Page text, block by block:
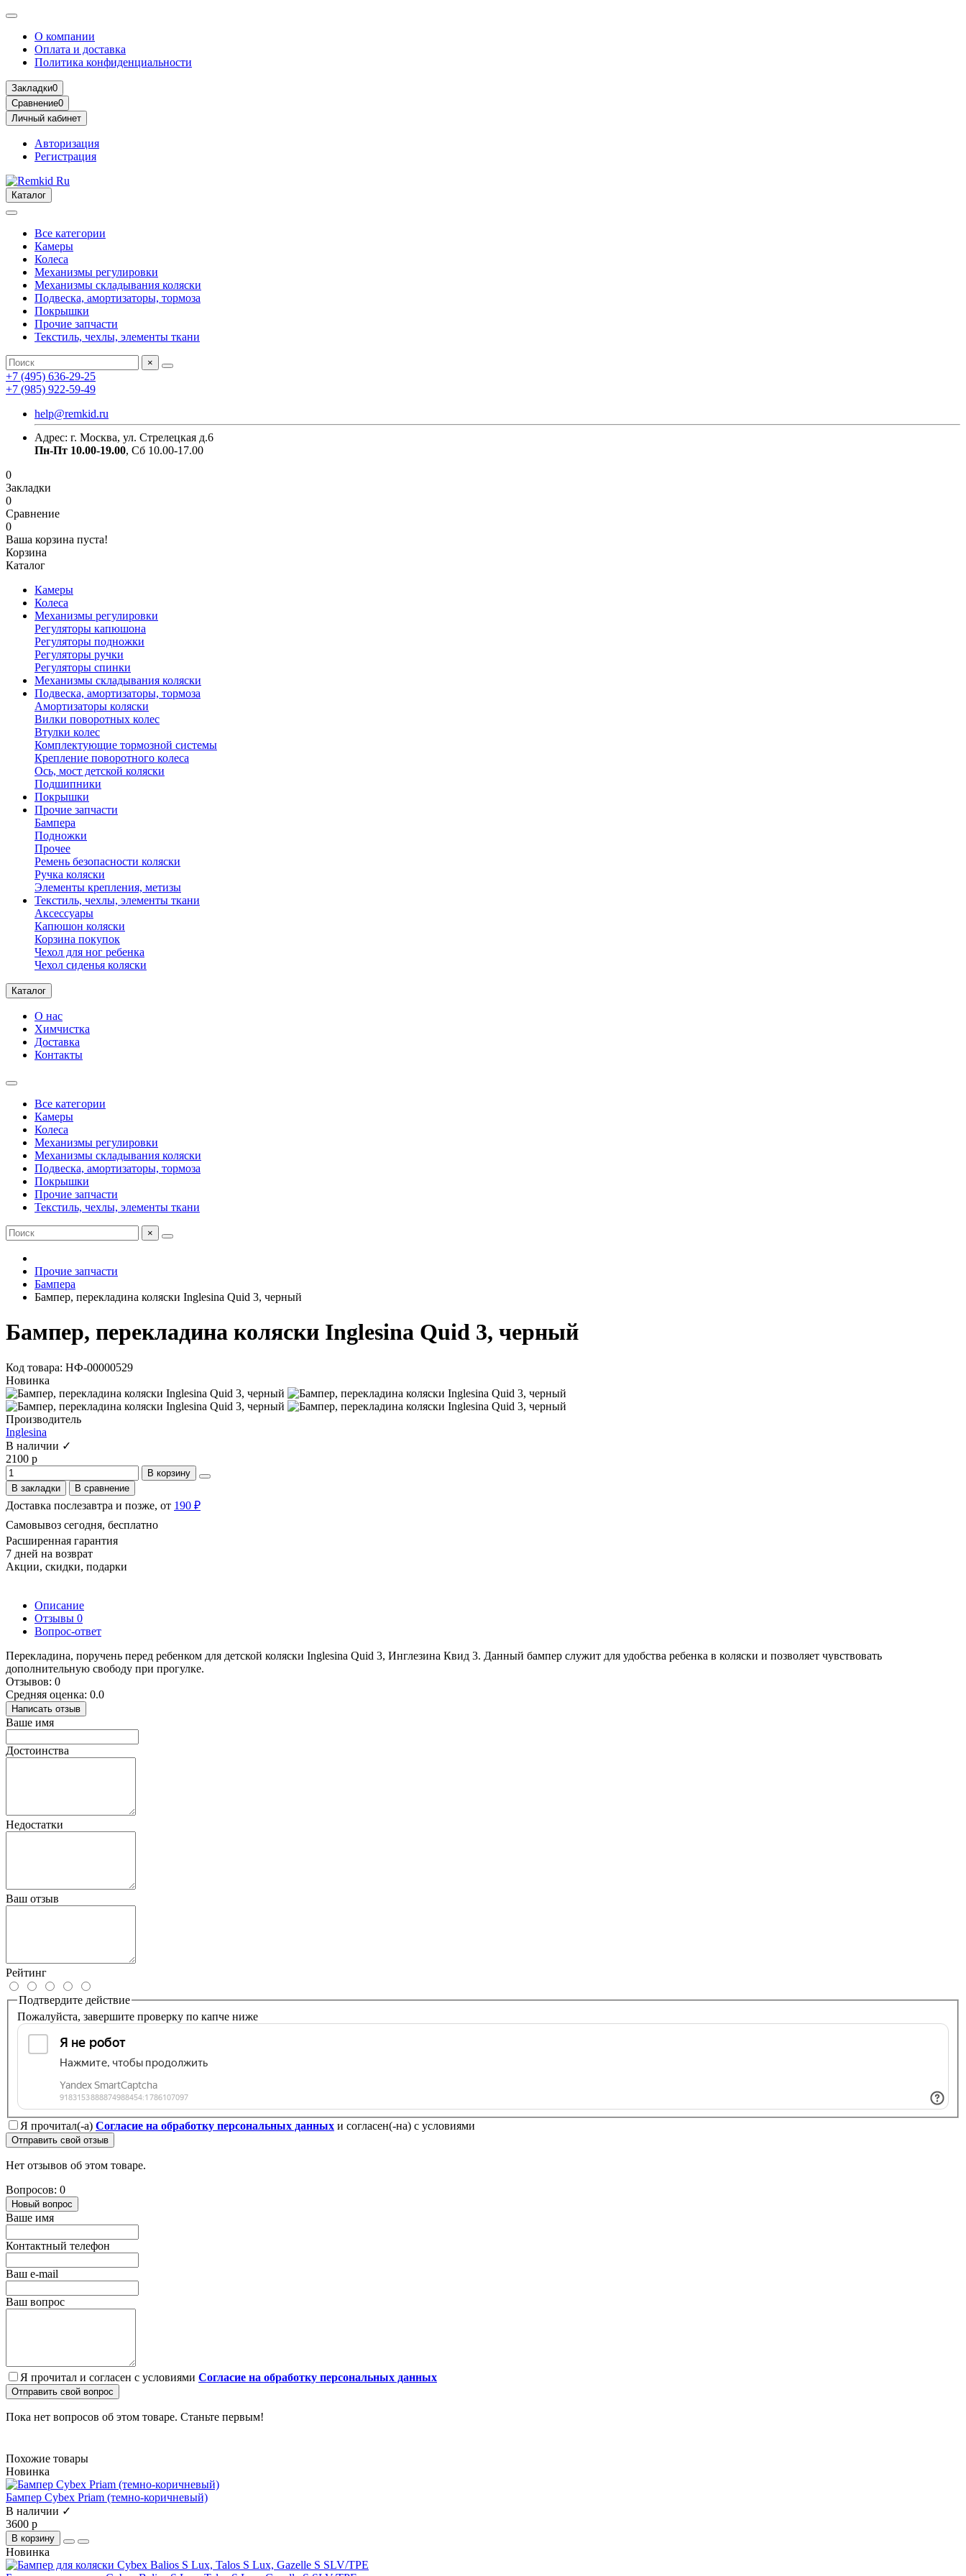
О компании
Оплата и доставка
Политика конфиденциальности
Закладки0
Сравнение0
Личный кабинет
Авторизация
Регистрация
Каталог
Все категории
Камеры
Колеса
Механизмы регулировки
Механизмы складывания коляски
Подвеска, амортизаторы, тормоза
Покрышки
Прочие запчасти
Текстиль, чехлы, элементы ткани
×
+7 (495) 636-29-25
+7 (985) 922-59-49
help@remkid.ru
Адрес: г. Москва, ул. Стрелецкая д.6
Пн-Пт 10.00-19.00, Сб 10.00-17.00
0
Закладки
0
Сравнение
0
Ваша корзина пуста!
Корзина
Каталог
Камеры
Колеса
Механизмы регулировки
Регуляторы капюшона
Регуляторы подножки
Регуляторы ручки
Регуляторы спинки
Механизмы складывания коляски
Подвеска, амортизаторы, тормоза
Амортизаторы коляски
Вилки поворотных колес
Втулки колес
Комплектующие тормозной системы
Крепление поворотного колеса
Ось, мост детской коляски
Подшипники
Покрышки
Прочие запчасти
Бампера
Подножки
Прочее
Ремень безопасности коляски
Ручка коляски
Элементы крепления, метизы
Текстиль, чехлы, элементы ткани
Аксессуары
Капюшон коляски
Корзина покупок
Чехол для ног ребенка
Чехол сиденья коляски
Каталог
О нас
Химчистка
Доставка
Контакты
Все категории
Камеры
Колеса
Механизмы регулировки
Механизмы складывания коляски
Подвеска, амортизаторы, тормоза
Покрышки
Прочие запчасти
Текстиль, чехлы, элементы ткани
×
Прочие запчасти
Бампера
Бампер, перекладина коляски Inglesina Quid 3, черный
Бампер, перекладина коляски Inglesina Quid 3, черный
Код товара: НФ-00000529
Новинка
Производитель
Inglesina
В наличии ✓
2100 р
В корзину
В закладки
В сравнение
Доставка послезавтра и позже, от 190 ₽
Самовывоз сегодня, бесплатно
Расширенная гарантия
7 дней на возврат
Акции, скидки, подарки
Описание
Отзывы 0
Вопрос-ответ
Перекладина, поручень перед ребенком для детской коляски Inglesina Quid 3, Инглезина Квид 3. Данный бампер служит для удобства ребенка в коляски и позволяет чувствовать
дополнительную свободу при прогулке.
Отзывов: 0
Средняя оценка: 0.0
Написать отзыв
Ваше имя
Достоинства
Недостатки
Ваш отзыв
Рейтинг
Подтвердите действие
Пожалуйста, завершите проверку по капче ниже
Я прочитал(-а) Согласие на обработку персональных данных и согласен(-на) с условиями
Отправить свой отзыв
Нет отзывов об этом товаре.
Вопросов: 0
Новый вопрос
Ваше имя
Контактный телефон
Ваш e-mail
Ваш вопрос
Я прочитал и согласен с условиями Согласие на обработку персональных данных
Отправить свой вопрос
Пока нет вопросов об этом товаре. Станьте первым!
Похожие товары
Новинка
Бампер Cybex Priam (темно-коричневый)
В наличии ✓
3600 р
В корзину
Новинка